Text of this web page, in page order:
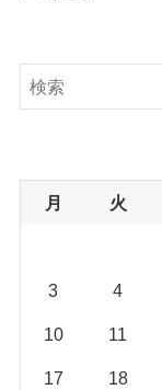
月 火
3 4
10 11
17 18